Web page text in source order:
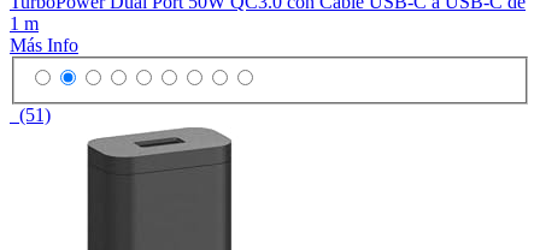
1 m
Más Info
(51)